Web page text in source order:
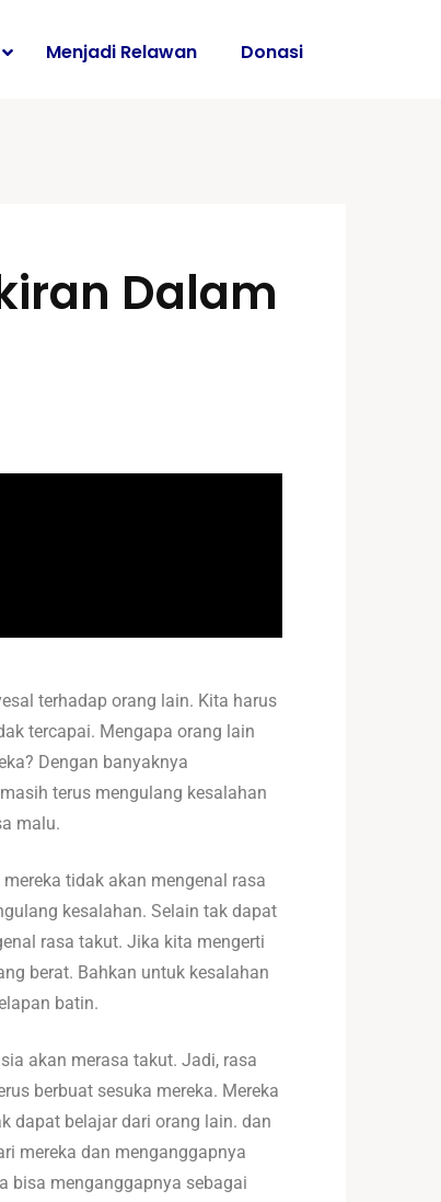
Menjadi Relawan Donasi
Dalam
terhadap orang lain. Kita harus
tercapai. Mengapa orang lain
Dengan banyaknya
terus mengulang kesalahan
malu.
tidak akan mengenal rasa
kesalahan. Selain tak dapat
rasa takut. Jika kita mengerti
berat. Bahkan untuk kesalahan
batin.
akan merasa takut. Jadi, rasa
berbuat sesuka mereka. Mereka
dapat belajar dari orang lain. dan
mereka dan menganggapnya
bisa menganggapnya sebagai